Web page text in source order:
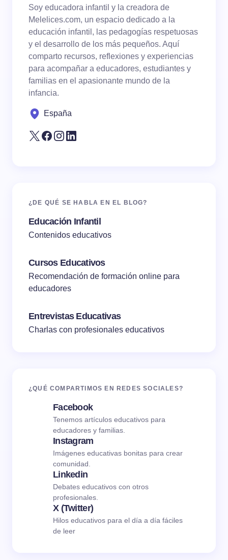
Soy educadora infantil y la creadora de
Melelices.com, un espacio dedicado a la
educación infantil, las pedagogías respetuosas
y el desarrollo de los más pequeños. Aquí
comparto recursos, reflexiones y experiencias
para acompañar a educadores, estudiantes y
familias en el apasionante mundo de la
infancia.
España
¿DE QUÉ SE HABLA EN EL BLOG?
Educación Infantil
Contenidos educativos
Cursos Educativos
Recomendación de formación online para
educadores
Entrevistas Educativas
Charlas con profesionales educativos
¿QUÉ COMPARTIMOS EN REDES SOCIALES?
Facebook
Tenemos artículos educativos para
educadores y familias.
Instagram
Imágenes educativas bonitas para crear
comunidad.
Linkedin
Debates educativos con otros
profesionales.
X (Twitter)
Hilos educativos para el día a día fáciles
de leer